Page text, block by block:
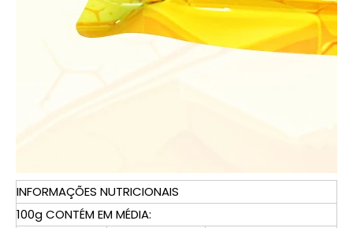
INFORMAÇÕES NUTRICIONAIS
100g CONTÉM EM MÉDIA: